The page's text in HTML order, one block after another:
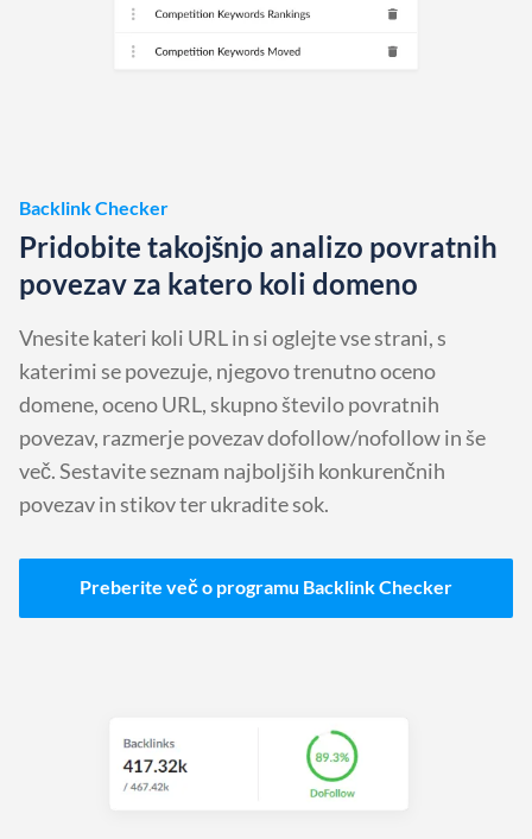
Backlink Checker
Pridobite takojšnjo analizo povratnih
povezav za katero koli domeno
Vnesite kateri koli URL in si oglejte vse strani, s
katerimi se povezuje, njegovo trenutno oceno
domene, oceno URL, skupno število povratnih
povezav, razmerje povezav dofollow/nofollow in še
več. Sestavite seznam najboljših konkurenčnih
povezav in stikov ter ukradite sok.
Preberite več o programu Backlink Checker